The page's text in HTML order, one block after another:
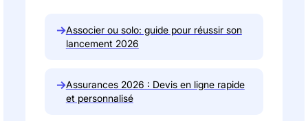
→Associer ou solo: guide pour réussir son
lancement 2026
→Assurances 2026 : Devis en ligne rapide
et personnalisé